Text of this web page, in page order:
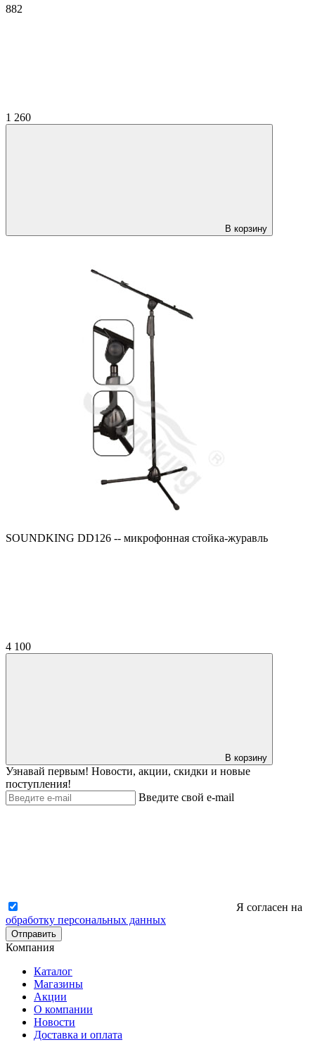
882
1 260
В корзину
SOUNDKING DD126 -- микрофонная стойка-журавль
4 100
В корзину
Узнавай первым! Новости, акции, скидки и новые
поступления!
Введите свой e-mail
Я согласен на
обработку персональных данных
Отправить
Компания
Каталог
Магазины
Акции
О компании
Новости
Доставка и оплата